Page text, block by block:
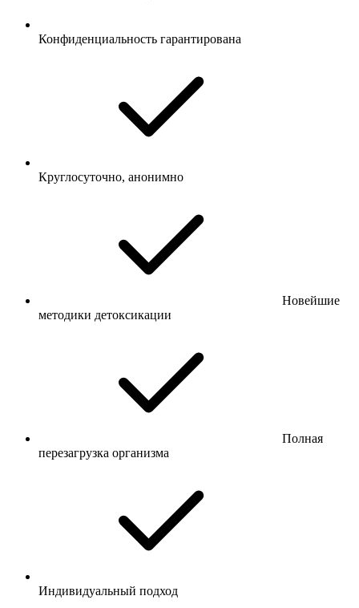
Конфиденциальность гарантирована
Круглосуточно, анонимно
Новейшие
методики детоксикации
Полная
перезагрузка организма
Индивидуальный подход